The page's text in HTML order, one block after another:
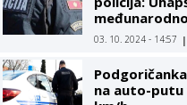
lica, osuđena
zatvora od
godina
03. 10. 2024 - 14:57 |
na auto-putu